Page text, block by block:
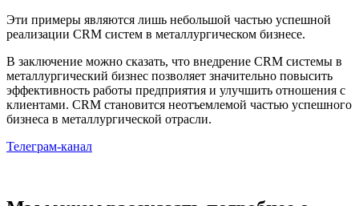
Эти примеры являются лишь небольшой частью успешной
реализации CRM систем в металлургическом бизнесе.
В заключение можно сказать, что внедрение CRM системы в
металлургический бизнес позволяет значительно повысить
эффективность работы предприятия и улучшить отношения с
клиентами. CRM становится неотъемлемой частью успешного
бизнеса в металлургической отрасли.
Телеграм-канал